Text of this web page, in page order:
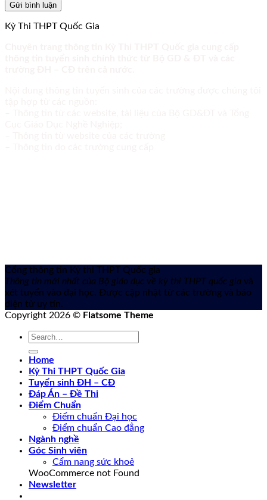
Kỳ Thi THPT Quốc Gia
Cổng thông tin Kỳ thi THPT Quốc gia
Thông tin mới nhất của Bộ giáo dục về kỳ thi THPT quốc gia và
xét tuyển vào đại học. Được cập nhật từ các trường và báo
điện tử uy tín.
Copyright 2026 © Flatsome Theme
Home
Kỳ Thi THPT Quốc Gia
Tuyển sinh ĐH – CĐ
Đáp Án – Đề Thi
Điểm Chuẩn
Điểm chuẩn Đại học
Điểm chuẩn Cao đẳng
Ngành nghề
Góc Sinh viên
Cẩm nang sức khoẻ
WooCommerce not Found
Newsletter